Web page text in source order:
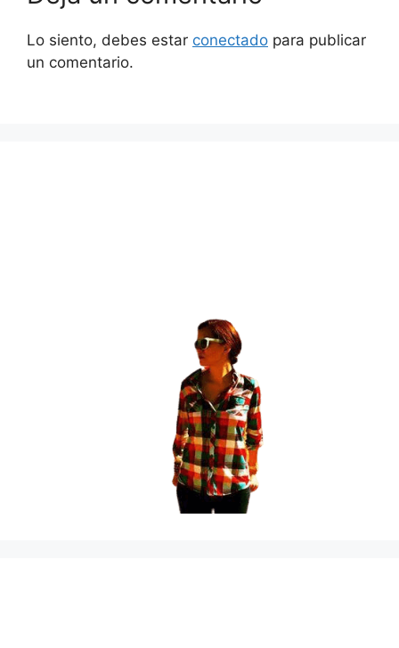
Lo siento, debes estar conectado para publicar
un comentario.